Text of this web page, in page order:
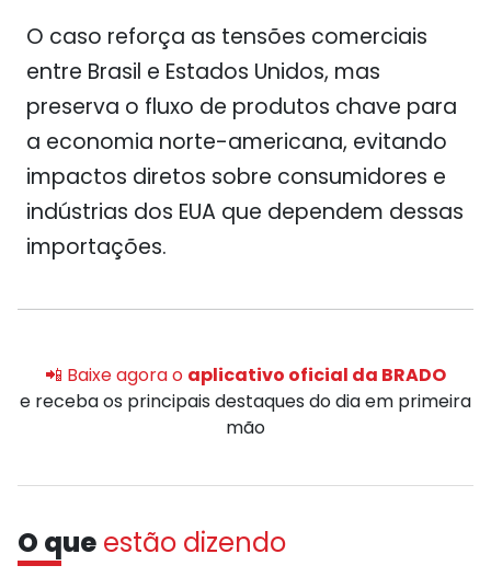
O caso reforça as tensões comerciais
entre Brasil e Estados Unidos, mas
preserva o fluxo de produtos chave para
a economia norte-americana, evitando
impactos diretos sobre consumidores e
indústrias dos EUA que dependem dessas
importações.
📲 Baixe agora o aplicativo oficial da BRADO
e receba os principais destaques do dia em primeira
mão
O que estão dizendo